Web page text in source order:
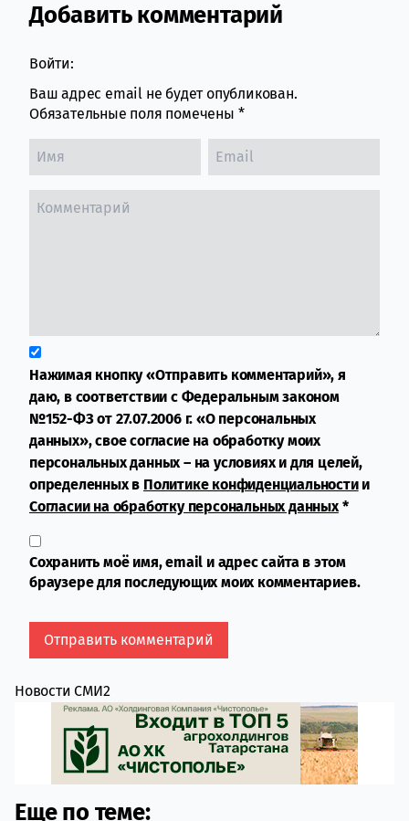
Добавить комментарий
Войти:
Ваш адрес email не будет опубликован.
Обязательные поля помечены *
Нажимая кнопку «Отправить комментарий», я
даю, в соответствии с Федеральным законом
№152-ФЗ от 27.07.2006 г. «О персональных
данных», свое согласие на обработку моих
персональных данных – на условиях и для целей,
определенных в Политике конфиденциальностии
Согласии на обработку персональных данных*
Сохранить моё имя, email и адрес сайта в этом
браузере для последующих моих комментариев.
Новости СМИ2
Еще по теме: